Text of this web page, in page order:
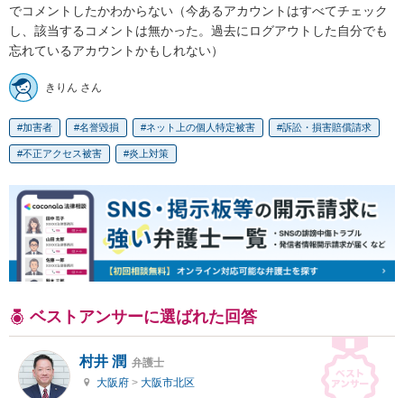
でコメントしたかわからない（今あるアカウントはすべてチェック
し、該当するコメントは無かった。過去にログアウトした自分でも
忘れているアカウントかもしれない）
きりん さん
加害者 名誉毀損 ネット上の個人特定被害 訴訟・損害賠償請求
不正アクセス被害 炎上対策
ベストアンサーに選ばれた回答
村井 潤 弁護士
大阪府 > 大阪市北区